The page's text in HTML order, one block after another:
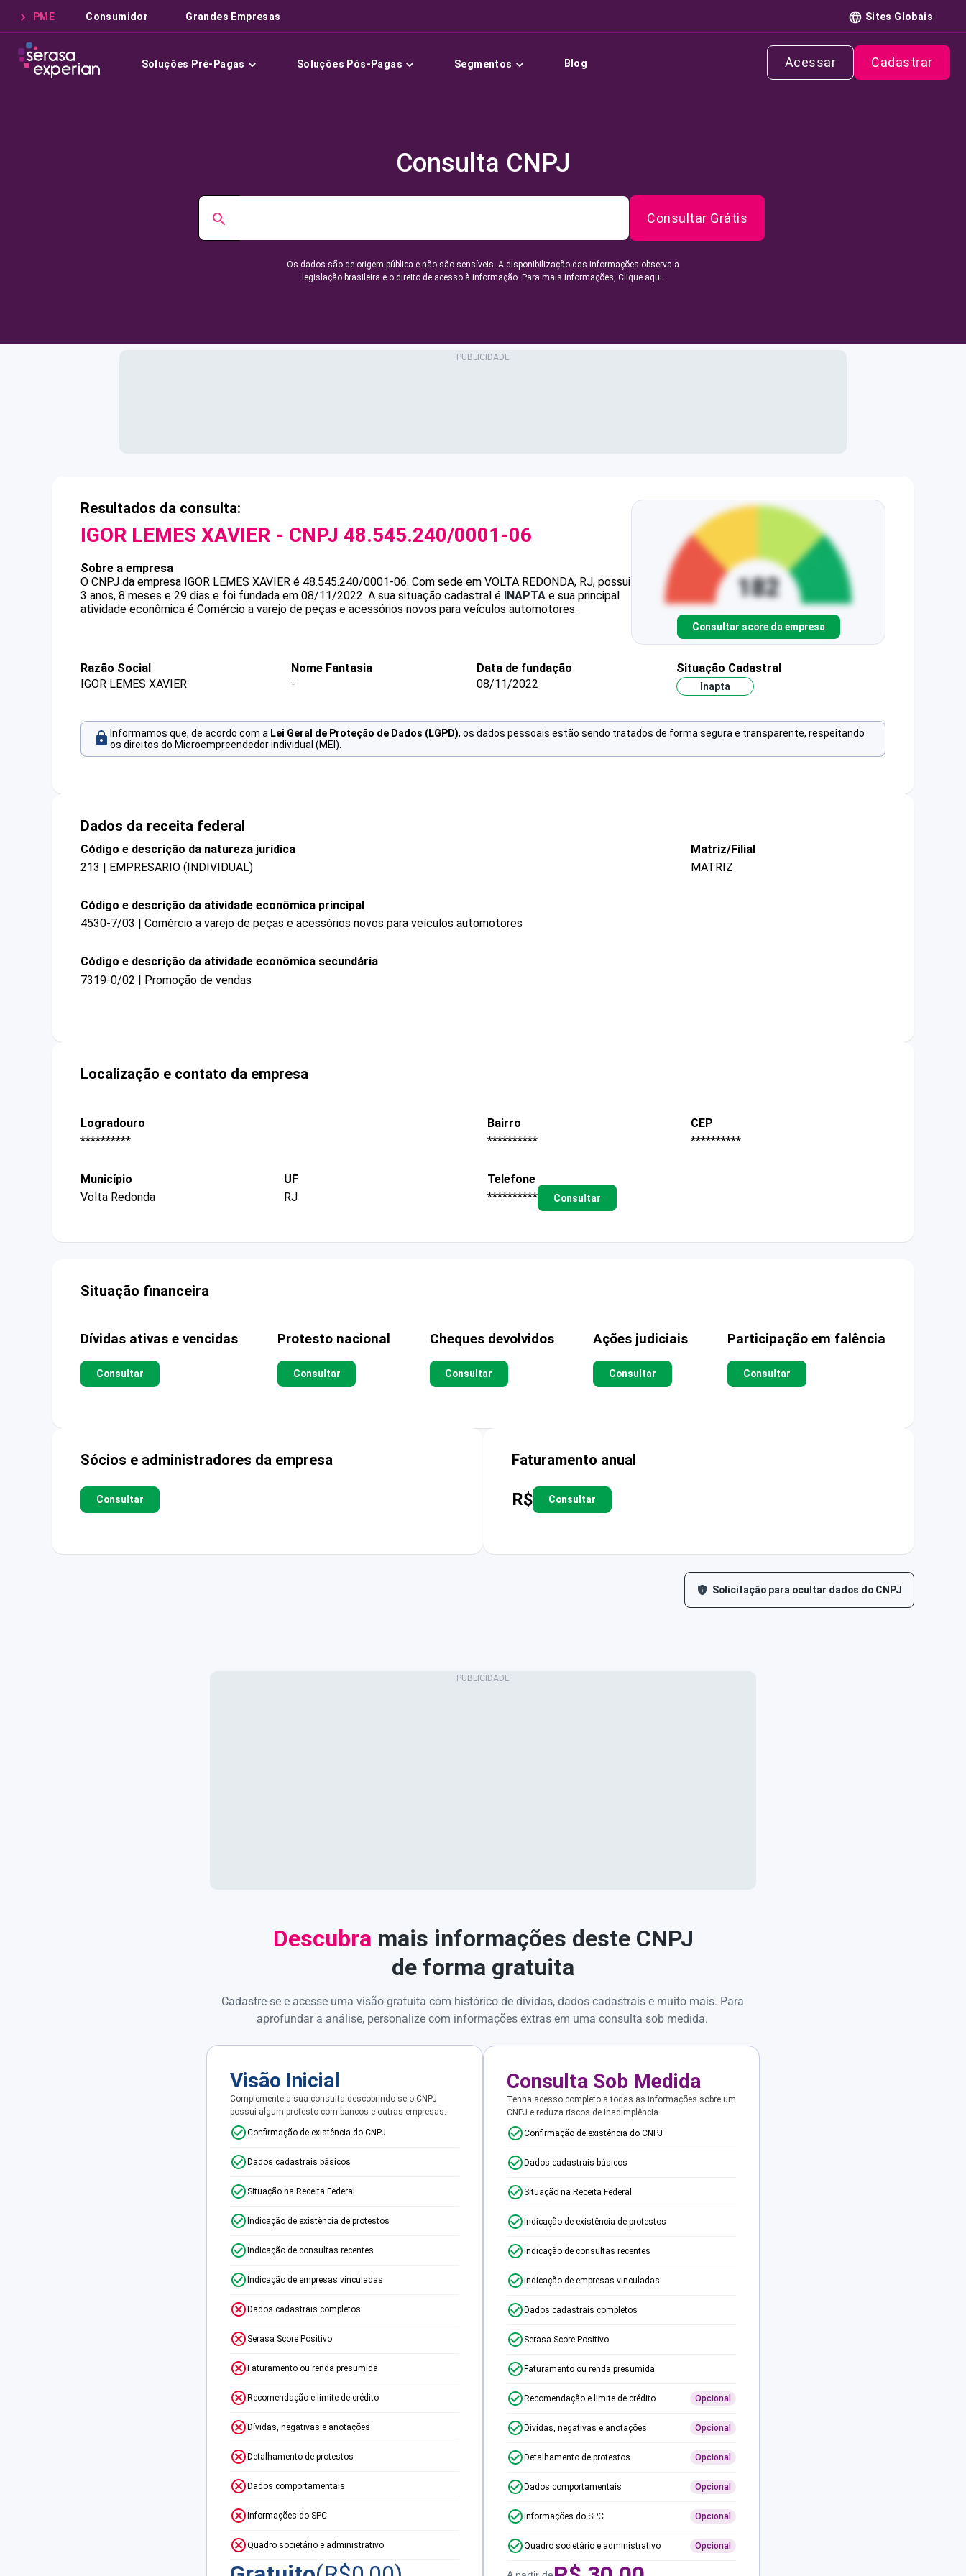
PME Consumidor Grandes Empresas Sites Globais
Soluções Pré-Pagas Soluções Pós-Pagas Segmentos Blog Acessar Cadastrar
Consulta CNPJ
Consultar Grátis
Os dados são de origem pública e não são sensíveis. A disponibilização das informações observa a
legislação brasileira e o direito de acesso à informação. Para mais informações, Clique aqui.
Resultados da consulta:
IGOR LEMES XAVIER - CNPJ 48.545.240/0001-06
Sobre a empresa
O CNPJ da empresa IGOR LEMES XAVIER é 48.545.240/0001-06. Com sede em VOLTA REDONDA, RJ, possui
3 anos, 8 meses e 29 dias e foi fundada em 08/11/2022. A sua situação cadastral é INAPTA e sua principal
atividade econômica é Comércio a varejo de peças e acessórios novos para veículos automotores.
Consultar score da empresa
Razão Social
IGOR LEMES XAVIER
Nome Fantasia
-
Data de fundação
08/11/2022
Situação Cadastral
Inapta
Informamos que, de acordo com a Lei Geral de Proteção de Dados (LGPD), os dados pessoais estão sendo tratados de forma segura e transparente, respeitando
os direitos do Microempreendedor individual (MEI).
Dados da receita federal
Código e descrição da natureza jurídica
213 | EMPRESARIO (INDIVIDUAL)
Matriz/Filial
MATRIZ
Código e descrição da atividade econômica principal
4530-7/03 | Comércio a varejo de peças e acessórios novos para veículos automotores
Código e descrição da atividade econômica secundária
7319-0/02 | Promoção de vendas
Localização e contato da empresa
Logradouro
**********
Bairro
**********
CEP
**********
Município
Volta Redonda
UF
RJ
Telefone
**********
Consultar
Situação financeira
Dívidas ativas e vencidas
Consultar
Protesto nacional
Consultar
Cheques devolvidos
Consultar
Ações judiciais
Consultar
Participação em falência
Consultar
Sócios e administradores da empresa
Consultar
Faturamento anual
R$ Consultar
Solicitação para ocultar dados do CNPJ
Descubra mais informações deste CNPJ
de forma gratuita
Cadastre-se e acesse uma visão gratuita com histórico de dívidas, dados cadastrais e muito mais. Para
aprofundar a análise, personalize com informações extras em uma consulta sob medida.
Visão Inicial
Complemente a sua consulta descobrindo se o CNPJ
possui algum protesto com bancos e outras empresas.
Confirmação de existência do CNPJ
Dados cadastrais básicos
Situação na Receita Federal
Indicação de existência de protestos
Indicação de consultas recentes
Indicação de empresas vinculadas
Dados cadastrais completos
Serasa Score Positivo
Faturamento ou renda presumida
Recomendação e limite de crédito
Dívidas, negativas e anotações
Detalhamento de protestos
Dados comportamentais
Informações do SPC
Quadro societário e administrativo
Consulta Sob Medida
Tenha acesso completo a todas as informações sobre um
CNPJ e reduza riscos de inadimplência.
Confirmação de existência do CNPJ
Dados cadastrais básicos
Situação na Receita Federal
Indicação de existência de protestos
Indicação de consultas recentes
Indicação de empresas vinculadas
Dados cadastrais completos
Serasa Score Positivo
Faturamento ou renda presumida
Recomendação e limite de crédito Opcional
Dívidas, negativas e anotações Opcional
Detalhamento de protestos Opcional
Dados comportamentais Opcional
Informações do SPC Opcional
Quadro societário e administrativo Opcional